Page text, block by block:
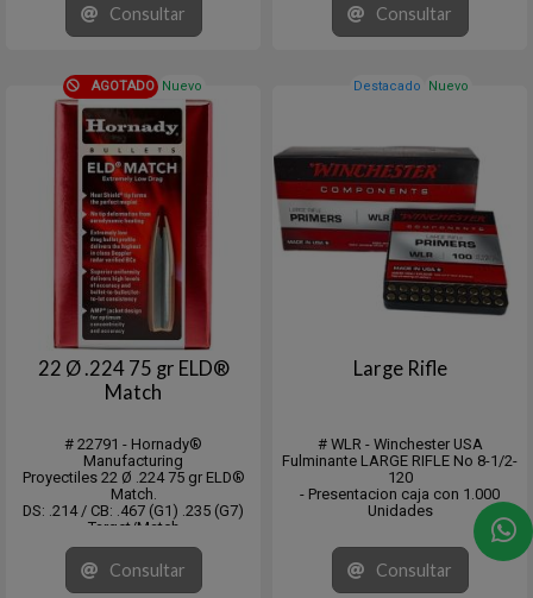
ft/lb
DS = .157 / .235 (G1) - Varmint < 50
lbs
Consultar Consultar
AGOTADO Nuevo
22 Ø .224 75 gr ELD®
Match
# 22791 - Hornady®
Manufacturing
Proyectiles 22 Ø .224 75 gr ELD®
Match.
DS: .214 / CB: .467 (G1) .235 (G7)
Target/Match
Caja con 100 unidades.
Consultar
Destacado Nuevo
Large Rifle
# WLR - Winchester USA
Fulminante LARGE RIFLE No 8-1/2-
120
- Presentacion caja con 1.000
Unidades
Consultar